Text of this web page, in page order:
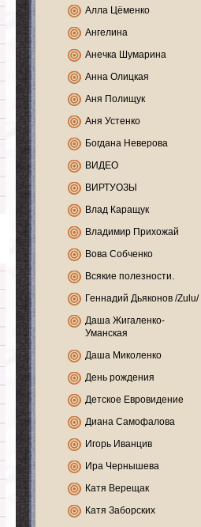
Алла Цёменко
Ангелина
Анечка Шумарина
Анна Олицкая
Аня Полищук
Аня Устенко
Богдана Неверова
ВИДЕО
ВИРТУОЗЫ
Влад Каращук
Владимир Прихожай
Вова Собченко
Всякие полезности.
Геннадий Дьяконов /Zulu/
Даша Жигаленко-
Уманская
Даша Миколенко
День рождения
Детское Евровидение
Диана Самофалова
Игорь Иванцив
Ира Чернышева
Катя Верещак
Катя Заборских